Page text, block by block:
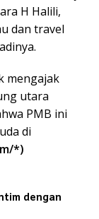
H Halili,
dan travel
mengajak
utara
PMB ini
di
*)
dengan